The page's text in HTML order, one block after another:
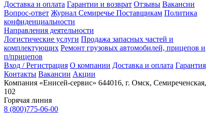
Доставка и оплата Гарантии и возврат Отзывы Вакансии
Вопрос-ответ Журнал Семиречье Поставщикам Политика
конфиденциальности
Направления деятельности
Логистические услуги Продажа запасных частей и
комплектующих Ремонт грузовых автомобилей, прицепов и
п/прицепов
Вход / Регистрация О компании Доставка и оплата Гарантия
Контакты Вакансии Акции
Компания «Енисей-сервис» 644016, г. Омск, Семиреченская,
102
Горячая линия
8 (800)775-06-00